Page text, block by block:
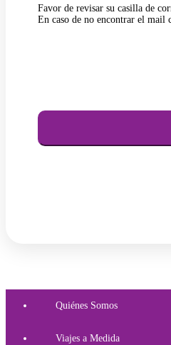
Favor de revisar su casilla de
En caso de no encontrar el mail
Quiénes Somos
Viajes a Medida